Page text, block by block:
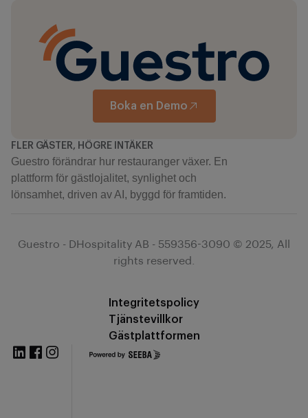
Boka en Demo
FLER GÄSTER, HÖGRE INTÄKER
Guestro förändrar hur restauranger växer. En
plattform för gästlojalitet, synlighet och
lönsamhet, driven av AI, byggd för framtiden.
Guestro - DHospitality AB - 559356-3090 © 2025, All
rights reserved.
Integritetspolicy
Tjänstevillkor
Gästplattformen